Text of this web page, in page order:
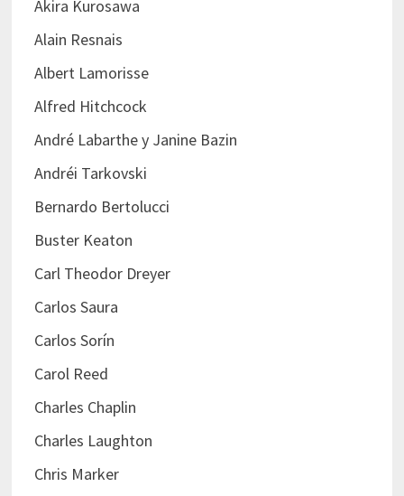
Akira Kurosawa
Alain Resnais
Albert Lamorisse
Alfred Hitchcock
André Labarthe y Janine Bazin
Andréi Tarkovski
Bernardo Bertolucci
Buster Keaton
Carl Theodor Dreyer
Carlos Saura
Carlos Sorín
Carol Reed
Charles Chaplin
Charles Laughton
Chris Marker